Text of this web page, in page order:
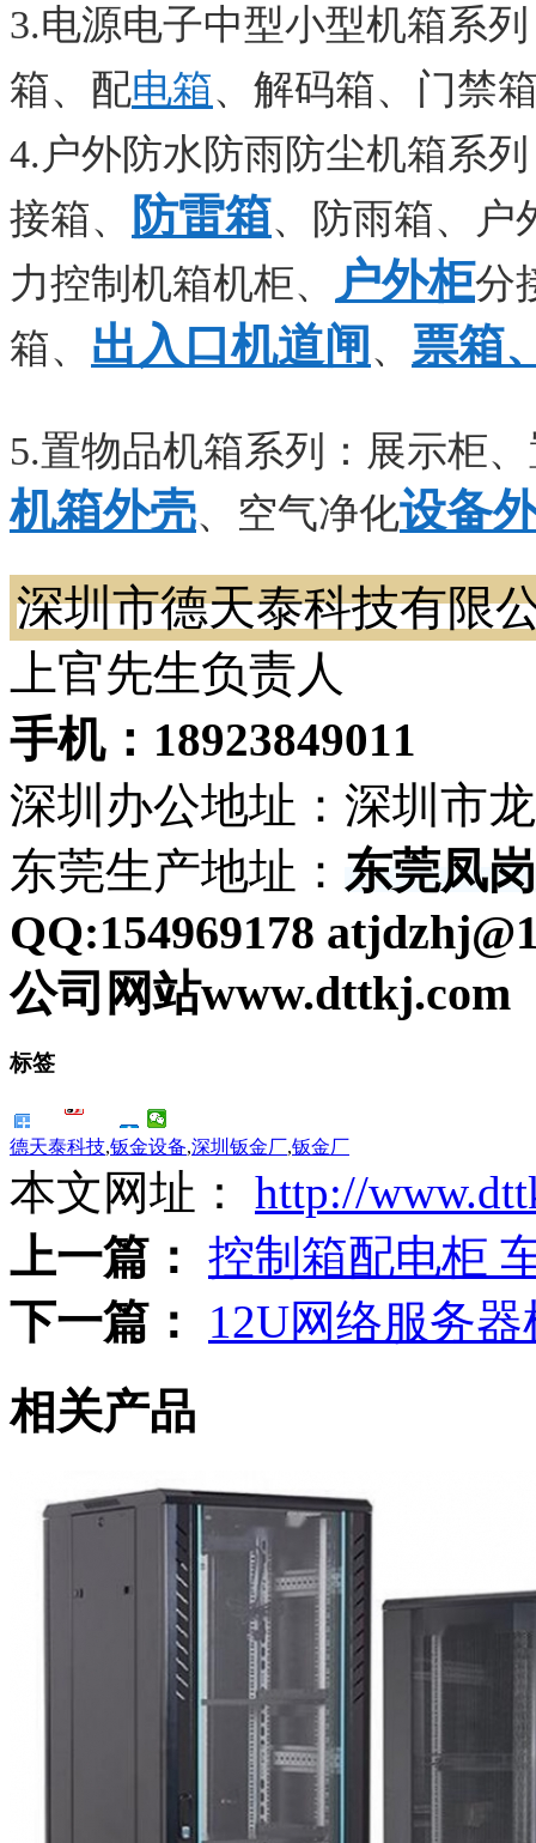
3.电源电子中型小型机箱系
箱、配电箱、解码箱、门禁
4.户外防水防雨防尘机箱系
接箱、
防雷箱、防雨箱、户
力控制机箱机柜、
户外柜分
箱、 出入口机道闸 、 票箱
5.置物品机箱系列：展示柜
机箱外壳、空气净化设备
深圳市德天泰科技有限
上官先生负责人
手机： 18923849011
深圳 办公地址：深圳市
东莞生产地址： 东莞凤
QQ:154969178
公司网站www.dttkj.com
标签
德天泰科技,钣金设备,深圳钣金厂,钣金厂
本文网址： http://
上一篇： 控制箱配电柜
下一篇：
12U网络服务器
相关产品